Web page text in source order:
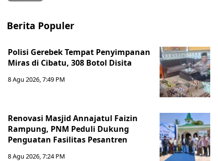
Berita Populer
Polisi Gerebek Tempat Penyimpanan
Miras di Cibatu, 308 Botol Disita
8 Agu 2026, 7:49 PM
Renovasi Masjid Annajatul Faizin
Rampung, PNM Peduli Dukung
Penguatan Fasilitas Pesantren
8 Agu 2026, 7:24 PM